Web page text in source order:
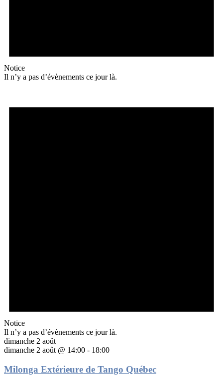
Notice
Il n’y a pas d’évènements ce jour là.
Notice
Il n’y a pas d’évènements ce jour là.
dimanche 2 août
dimanche 2 août @ 14:00 - 18:00
Milonga Extérieure de Tango Québec